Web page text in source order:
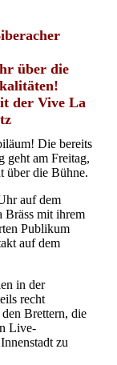
über die
der Vive La
Die bereits
geht am Freitag,
über die Bühne.
auf dem
Bräss mit ihrem
Publikum
auf dem
in der
recht
Brettern, die
Live-
zu